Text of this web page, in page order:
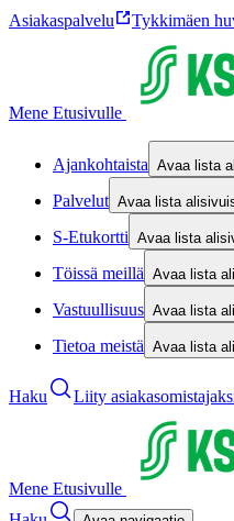
Asiakaspalvelu Tykkimäen
Mene Etusivulle
Ajankohtaista Avaa lista
Palvelut Avaa lista
S-Etukortti Avaa lista
Töissä meillä Avaa lista
Vastuullisuus Avaa lista
Tietoa meistä Avaa lista
Haku Liity
Mene Etusivulle